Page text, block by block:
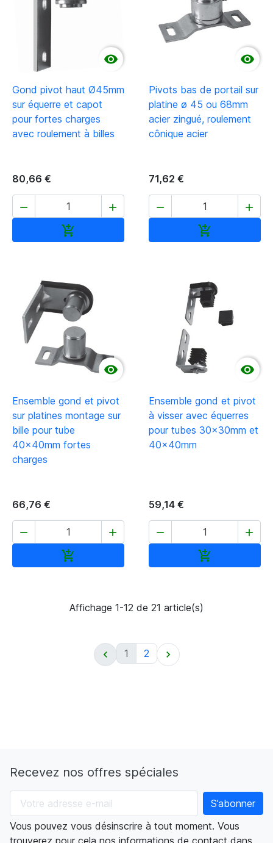

Gond pivot haut Ø45mm
sur équerre et capot
pour fortes charges
avec roulement à billes
80,66 €
 


Pivots bas de portail sur
platine ø 45 ou 68mm
acier zingué, roulement
cônique acier
71,62 €
 


Ensemble gond et pivot
sur platines montage sur
bille pour tube
40x40mm fortes
charges
66,76 €
 


Ensemble gond et pivot
à visser avec équerres
pour tubes 30x30mm et
40x40mm
59,14 €
 

Affichage 1-12 de 21 article(s)
 1 2 
Recevez nos offres spéciales
Vous pouvez vous désinscrire à tout moment. Vous